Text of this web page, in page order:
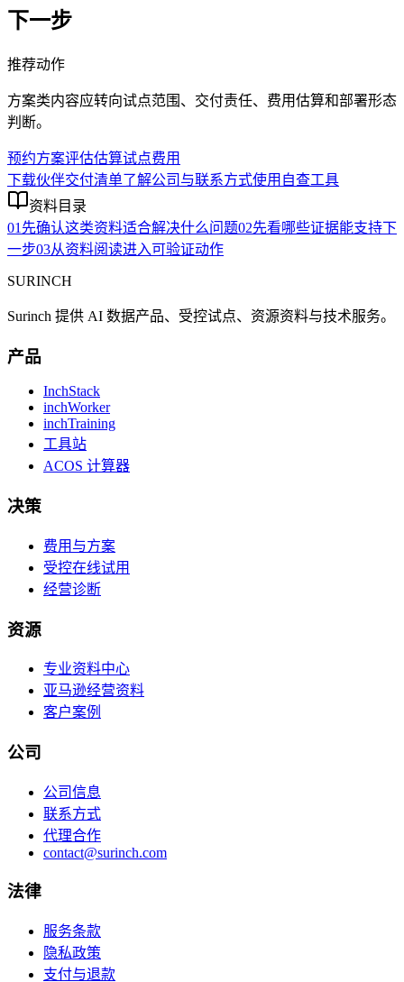
下一步
推荐动作
方案类内容应转向试点范围、交付责任、费用估算和部署形态
判断。
预约方案评估估算试点费用
下载伙伴交付清单了解公司与联系方式使用自查工具
资料目录
01 先确认这类资料适合解决什么问题02先看哪些证据能支持下
一步03从资料阅读进入可验证动作
SURINCH
Surinch 提供 AI 数据产品、受控试点、资源资料与技术服务。
产品
InchStack
inchWorker
inchTraining
工具站
ACOS 计算器
决策
费用与方案
受控在线试用
经营诊断
资源
专业资料中心
亚马逊经营资料
客户案例
公司
公司信息
联系方式
代理合作
contact@surinch.com
法律
服务条款
隐私政策
支付与退款